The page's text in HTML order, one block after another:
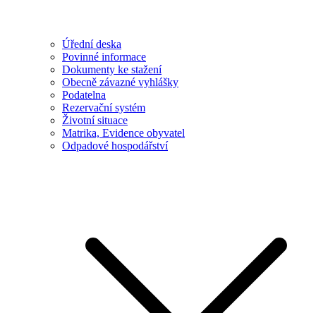
Úřední deska
Povinné informace
Dokumenty ke stažení
Obecně závazné vyhlášky
Podatelna
Rezervační systém
Životní situace
Matrika, Evidence obyvatel
Odpadové hospodářství